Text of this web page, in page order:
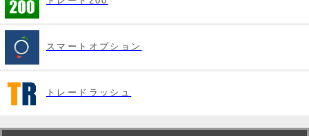
スマートオプション
トレードラッシュ